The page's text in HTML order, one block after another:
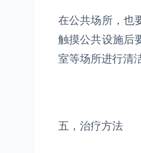
在公共场所，也
触摸公共设施后
室等场所进行清
五，治疗方法